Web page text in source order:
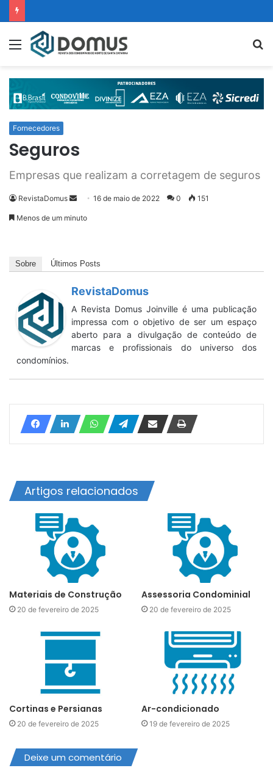
Fornecedores
Seguros
Empresas que realizam a corretagem de seguros
RevistaDomus 16 de maio de 2022 0 151
Menos de um minuto
Sobre Últimos Posts
RevistaDomus
A Revista Domus Joinville é uma publicação
impressa com o objetivo de ser um espaço
aberto para a divulgação de conteúdo de
marcas e profissionais do universo dos
condomínios.
Artigos relacionados
Materiais de Construção
20 de fevereiro de 2025
Assessoria Condominial
20 de fevereiro de 2025
Cortinas e Persianas
20 de fevereiro de 2025
Ar-condicionado
19 de fevereiro de 2025
Deixe um comentário